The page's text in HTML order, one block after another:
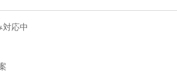
応中